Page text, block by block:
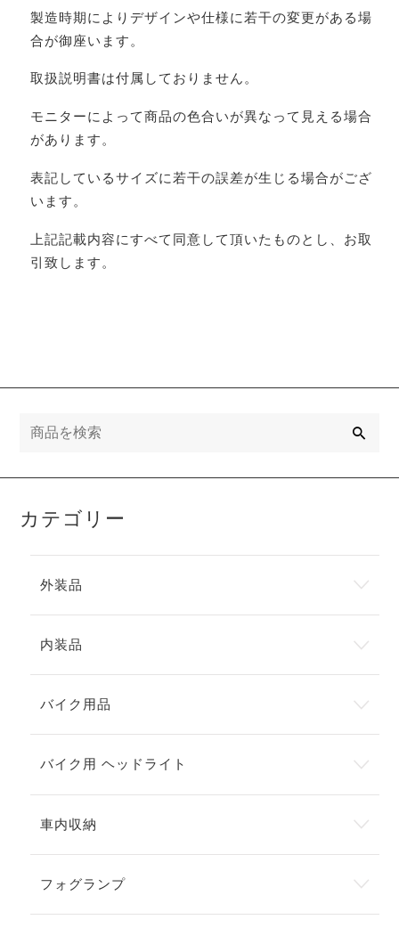
製造時期によりデザインや仕様に若干の変更がある場
合が御座います。
取扱説明書は付属しておりません。
モニターによって商品の色合いが異なって見える場合
があります。
表記しているサイズに若干の誤差が生じる場合がござ
います。
上記記載内容にすべて同意して頂いたものとし、お取
引致します。
カテゴリー
外装品
内装品
バイク用品
バイク用 ヘッドライト
車内収納
フォグランプ